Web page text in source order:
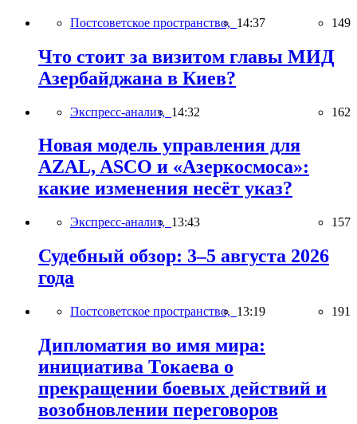
Постсоветское пространство, 14:37 149
Что стоит за визитом главы МИД
Азербайджана в Киев?
Экспресс-анализ, 14:32 162
Новая модель управления для
AZAL, ASCO и «Азеркосмоса»:
какие изменения несёт указ?
Экспресс-анализ, 13:43 157
Судебный обзор: 3–5 августа 2026
года
Постсоветское пространство, 13:19 191
Дипломатия во имя мира:
инициатива Токаева о
прекращении боевых действий и
возобновлении переговоров